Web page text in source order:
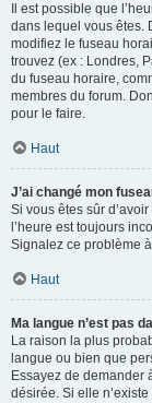
Il est possible que
dans lequel vous êtes.
modifiez le fuseau
trouvez (ex : Londres,
du fuseau horaire,
membres du forum.
pour le faire.
Haut
J’ai changé mon
Si vous êtes sûr
l’heure est toujours
Signalez ce problème
Haut
Ma langue n’est pas
La raison la plus
langue ou bien que
Essayez de demander
désirée. Si elle